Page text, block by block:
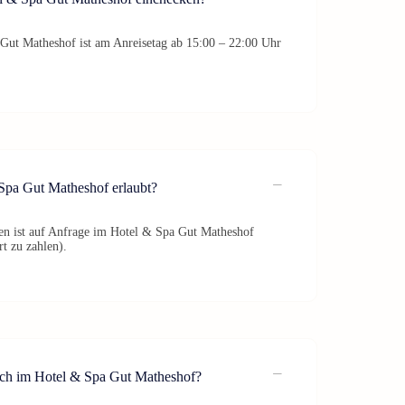
Matheshof ist am Anreisetag ab 15:00 – 22:00 Uhr
Gut Matheshof erlaubt?
ist auf Anfrage im Hotel & Spa Gut Matheshof
zu zahlen).
im Hotel & Spa Gut Matheshof?